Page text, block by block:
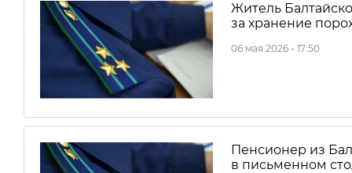
Житель
за хранение
06 мая 2026 - 17:50
Пенсионер из
в письменном